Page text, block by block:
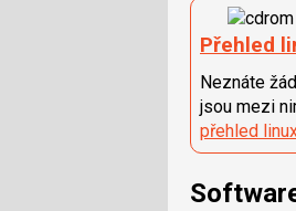
Přehled
Neznáte
jsou mezi
přehled